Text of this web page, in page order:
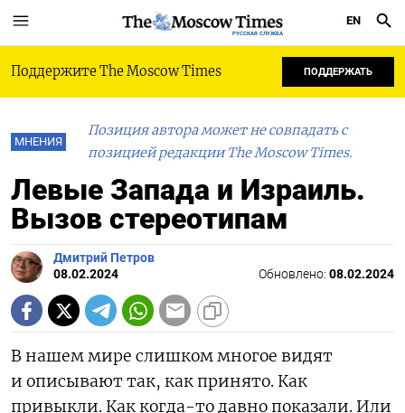
РУССКАЯ СЛУЖБА
EN
Поддержите The Moscow Times ПОДДЕРЖАТЬ
МНЕНИЯ
Позиция автора может не совпадать с
позицией редакции The Moscow Times.
Левые Запада и Израиль.
Вызов стереотипам
Дмитрий Петров
08.02.2024
Обновлено: 08.02.2024
В нашем мире слишком многое видят
и описывают так, как принято. Как
привыкли. Как когда-то давно показали. Или